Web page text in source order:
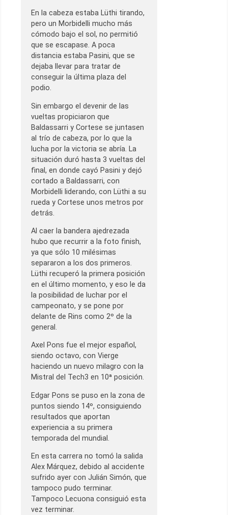
En la cabeza estaba Lüthi tirando,
pero un Morbidelli mucho más
cómodo bajo el sol, no permitió
que se escapase. A poca
distancia estaba Pasini, que se
dejaba llevar para tratar de
conseguir la última plaza del
podio.
Sin embargo el devenir de las
vueltas propiciaron que
Baldassarri y Cortese se juntasen
al trío de cabeza, por lo que la
lucha por la victoria se abría. La
situación duró hasta 3 vueltas del
final, en donde cayó Pasini y dejó
cortado a Baldassarri, con
Morbidelli liderando, con Lüthi a su
rueda y Cortese unos metros por
detrás.
Al caer la bandera ajedrezada
hubo que recurrir a la foto finish,
ya que sólo 10 milésimas
separaron a los dos primeros.
Lüthi recuperó la primera posición
en el último momento, y eso le da
la posibilidad de luchar por el
campeonato, y se pone por
delante de Rins como 2º de la
general.
Axel Pons fue el mejor español,
siendo octavo, con Vierge
haciendo un nuevo milagro con la
Mistral del Tech3 en 10ª posición.
Edgar Pons se puso en la zona de
puntos siendo 14º, consiguiendo
resultados que aportan
experiencia a su primera
temporada del mundial.
En esta carrera no tomó la salida
Alex Márquez, debido al accidente
sufrido ayer con Julián Simón, que
tampoco pudo terminar.
Tampoco Lecuona consiguió esta
vez terminar.